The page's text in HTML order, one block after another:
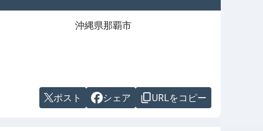
沖縄県那覇市
ポスト シェア URLをコピー